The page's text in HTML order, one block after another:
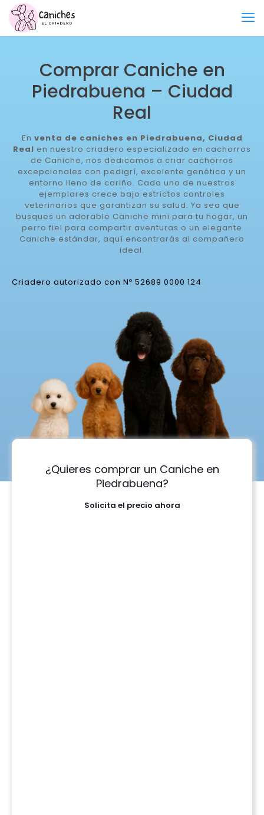
Comprar Caniche en
Piedrabuena – Ciudad
Real
En venta de caniches en Piedrabuena, Ciudad
Real en nuestro criadero especializado en cachorros
de Caniche, nos dedicamos a criar cachorros
excepcionales con pedigrí, excelente genética y un
entorno lleno de cariño. Cada uno de nuestros
ejemplares crece bajo estrictos controles
veterinarios que garantizan su salud. Ya sea que
busques un adorable Caniche mini para tu hogar, un
perro fiel para compartir aventuras o un elegante
Caniche estándar, aquí encontrarás al compañero
ideal.
Criadero autorizado con Nº 52689 0000 124
¿Quieres comprar un Caniche en
Piedrabuena?
Solicita el precio ahora